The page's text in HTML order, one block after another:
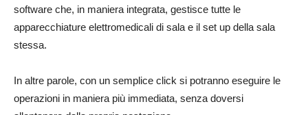
software che, in maniera integrata, gestisce tutte le
apparecchiature elettromedicali di sala e il set up della sala
stessa.
In altre parole, con un semplice click si potranno eseguire le
operazioni in maniera più immediata, senza doversi